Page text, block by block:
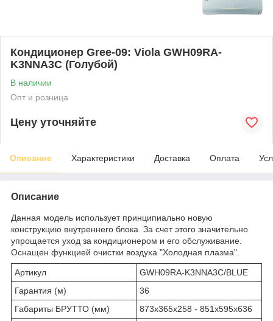
Кондиционер Gree-09: Viola GWH09RA-
K3NNA3C (Голубой)
В наличии
Опт и розница
Цену уточняйте
Описание Характеристики Доставка Оплата
Описание
Данная модель использует принципиально новую
конструкцию внутреннего блока. За счет этого значительно
упрощается уход за кондиционером и его обслуживание.
Оснащен функцией очистки воздуха "Холодная плазма".
Артикул
GWH09RA-K3NNA3C/BLUE
Гарантия (м)
36
Габариты БРУТТО (мм)
873х365х258 - 851х595х636